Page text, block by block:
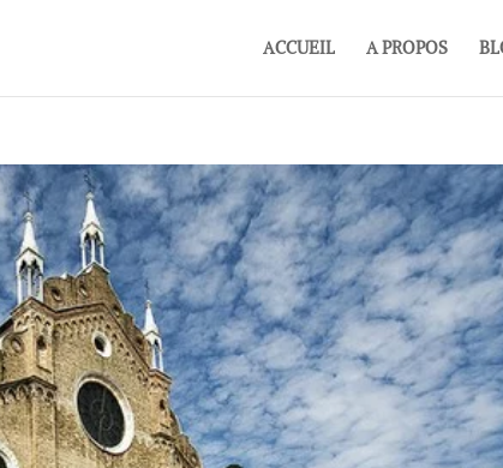
ACCUEIL A PROPOS